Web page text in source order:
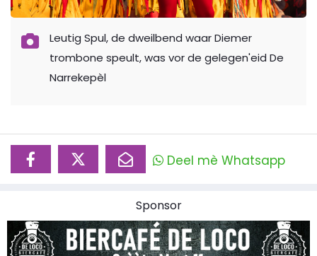
Leutig Spul, de dweilbend waar Diemer
trombone speult, was vor de gelegen'eid De
Narrekepèl
Deel mè Whatsapp
Sponsor